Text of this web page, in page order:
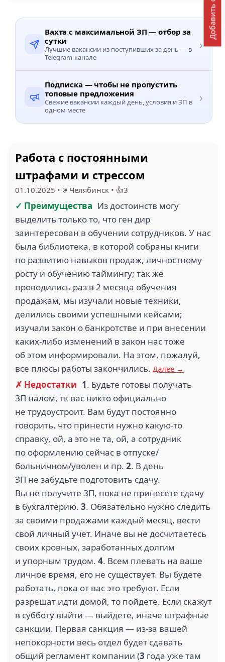
Вахта с максимальной ЗП — отбор за
сутки
Лучшие вакансии из поступивших за день — в
Telegram-канале
›
Подписка — чтобы не пропустить
топовые предложения
Свежие вакансии каждый день, условия и ЗП в
одном месте
›
Работа с постоянными
штрафами и стрессом
01.10.2025 • Челябинск • 👍3
✓ Преимущества Из достоинств могу
выделить только то, что ген дир
заинтересован в обучении сотрудников. У нас
была библиотека, в которой собраны книги
по развитию навыков продаж, личностному
росту и обучению таймингу; так же
проводились раз в 2 месяца обучения
продажам, мы изучали новые техники,
делились своими успешными кейсами;
изучали закон о банкротстве и при внесении
каких-либо изменений в закон нас тоже
об этом информировали. На этом, пожалуй,
все плюсы работы закончились. Далее →
✗ Недостатки 1. Будьте готовы получать
ЗП налом, тк вас никто официально
не трудоустроит. Вам будут постоянно
говорить, что принести нужно какую-то
справку, ой, а это не та, ой, а сотрудник
по оформлению сейчас в отпуске/
больничном/уволен и пр. 2. В день
ЗП не забудьте подготовить сдачу.
Вы не получите ЗП, пока не принесете сдачу
в бухгалтерию. 3. Обязательно нужно следить
за своими продажами каждый месяц, вести
свой личный учет. Иначе вы не досчитаетесь
своих кровных, заработанных долгим
и упорным трудом. 4. Всем плевать на ваше
личное время, его не существует. Вы будете
работать, пока от вас это требуют. Если
разрешат идти домой, то пойдете. Если скажут
в субботу выйти — выйдете, иначе штрафные
санкции. Первая санкция — из-за вашей
непокорности весь отдел будет сдавать
общий регламент компании (3 года уже там